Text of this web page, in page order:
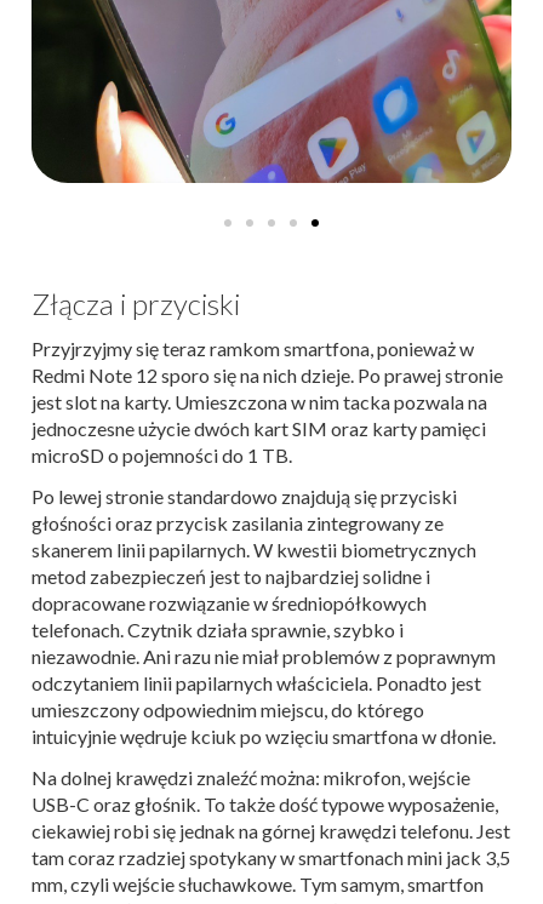
Złącza i przyciski
Przyjrzyjmy się teraz ramkom smartfona, ponieważ w
Redmi Note 12 sporo się na nich dzieje. Po prawej stronie
jest slot na karty. Umieszczona w nim tacka pozwala na
jednoczesne użycie dwóch kart SIM oraz karty pamięci
microSD o pojemności do 1 TB.
Po lewej stronie standardowo znajdują się przyciski
głośności oraz przycisk zasilania zintegrowany ze
skanerem linii papilarnych. W kwestii biometrycznych
metod zabezpieczeń jest to najbardziej solidne i
dopracowane rozwiązanie w średniopółkowych
telefonach. Czytnik działa sprawnie, szybko i
niezawodnie. Ani razu nie miał problemów z poprawnym
odczytaniem linii papilarnych właściciela. Ponadto jest
umieszczony odpowiednim miejscu, do którego
intuicyjnie wędruje kciuk po wzięciu smartfona w dłonie.
Na dolnej krawędzi znaleźć można: mikrofon, wejście
USB-C oraz głośnik. To także dość typowe wyposażenie,
ciekawiej robi się jednak na górnej krawędzi telefonu. Jest
tam coraz rzadziej spotykany w smartfonach mini jack 3,5
mm, czyli wejście słuchawkowe. Tym samym, smartfon